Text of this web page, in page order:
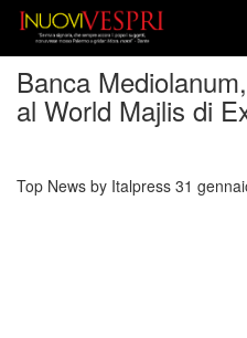
Banca
al World Majlis di
Top News by Italpress 31